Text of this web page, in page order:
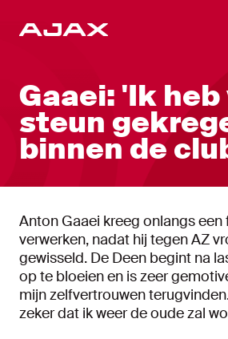
Gaaei: 'Ik heb
steun
binnen de
Anton Gaaei kreeg onlangs een
verwerken, nadat hij tegen AZ
gewisseld. De Deen begint na
op te bloeien en is zeer
mijn zelfvertrouwen
zeker dat ik weer de oude zal